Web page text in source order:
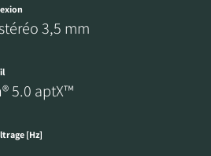
3,5 mm
5.0 aptX™
[Hz]